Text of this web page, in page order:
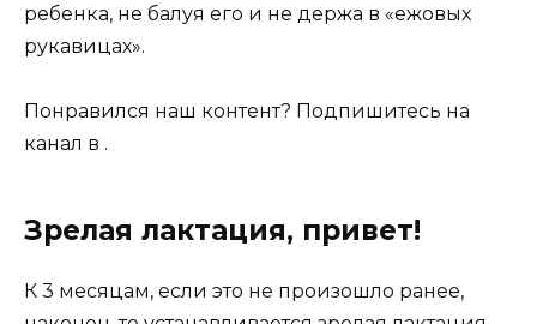
ребенка, не балуя его и не держа в «ежовых
рукавицах».
Понравился наш контент? Подпишитесь на
канал в .
Зрелая лактация, привет!
К 3 месяцам, если это не произошло ранее,